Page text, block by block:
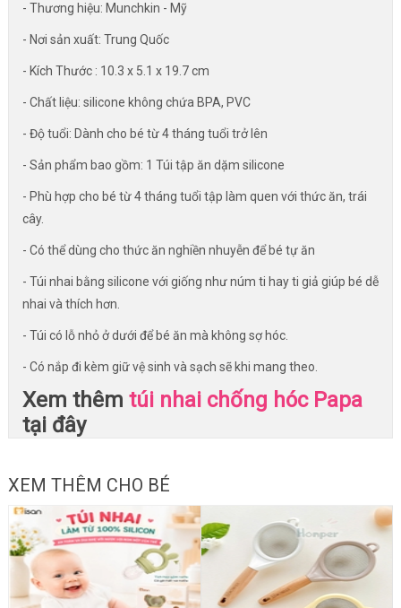
- Thương hiệu: Munchkin - Mỹ
- Nơi sản xuất: Trung Quốc
- Kích Thước : 10.3 x 5.1 x 19.7 cm
- Chất liệu: silicone không chứa BPA, PVC
- Độ tuổi: Dành cho bé từ 4 tháng tuổi trở lên
- Sản phẩm bao gồm: 1 Túi tập ăn dặm silicone
- Phù hợp cho bé từ 4 tháng tuổi tập làm quen với thức ăn, trái
cây.
- Có thể dùng cho thức ăn nghiền nhuyễn để bé tự ăn
- Túi nhai bằng silicone với giống như núm ti hay ti giả giúp bé dễ
nhai và thích hơn.
- Túi có lỗ nhỏ ở dưới để bé ăn mà không sợ hóc.
- Có nắp đi kèm giữ vệ sinh và sạch sẽ khi mang theo.
Xem thêm túi nhai chống hóc Papa
tại đây
XEM THÊM CHO BÉ